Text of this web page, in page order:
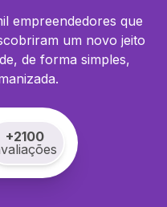
empreendedores que
um novo jeito
de forma simples,
+2100